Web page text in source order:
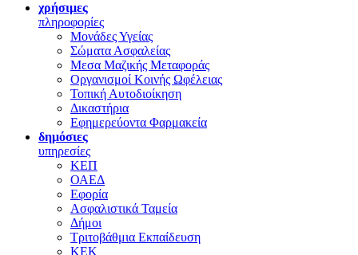
χρήσιμες
πληροφορίες
Μονάδες Υγείας
Σώματα Ασφαλείας
Μεσα Μαζικής Μεταφοράς
Οργανισμοί Κοινής Ωφέλειας
Τοπική Αυτοδιοίκηση
Δικαστήρια
Εφημερεύοντα Φαρμακεία
δημόσιες
υπηρεσίες
ΚΕΠ
ΟΑΕΔ
Εφορία
Ασφαλιστικά Ταμεία
Δήμοι
Τριτοβάθμια Εκπαίδευση
ΚΕΚ